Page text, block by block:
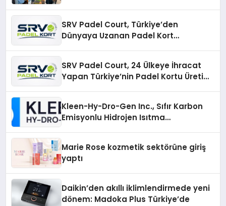
SRV Padel Court, Türkiye’den
Dünyaya Uzanan Padel Kort
SRV Padel Court, 24 Ülkeye İhracat
Yapan Türkiye’nin Padel Kortu Üretim
Kleen-Hy-Dro-Gen Inc., Sıfır Karbon
Emisyonlu Hidrojen Isıtma
Marie Rose kozmetik sektörüne giriş
yaptı
Daikin’den akıllı iklimlendirmede yeni
dönem: Madoka Plus Türkiye’de